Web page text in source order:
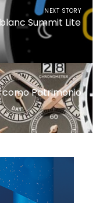
NEXT STORY
Summit Lite
Patrimonio